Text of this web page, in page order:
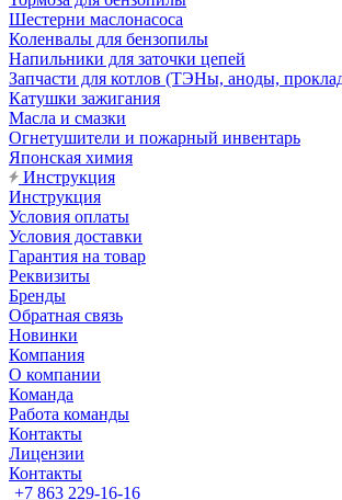
Шестерни маслонасоса
Коленвалы для бензопилы
Напильники для заточки цепей
Запчасти для котлов (ТЭНы, аноды,
Катушки зажигания
Масла и смазки
Огнетушители и пожарный инвентарь
Японская химия
Инструкция
Инструкция
Условия оплаты
Условия доставки
Гарантия на товар
Реквизиты
Бренды
Обратная связь
Новинки
Компания
О компании
Команда
Работа команды
Контакты
Лицензии
Контакты
+7 863 229-16-16